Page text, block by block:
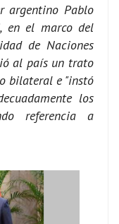
argentino Pablo
en el marco del
de Naciones
al país un trato
bilateral e "instó
los
referencia a